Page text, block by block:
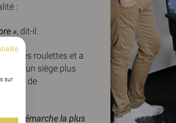
:
», dit-il.
roulettes et a
est un siège plus
de
la démarche la plus
sur